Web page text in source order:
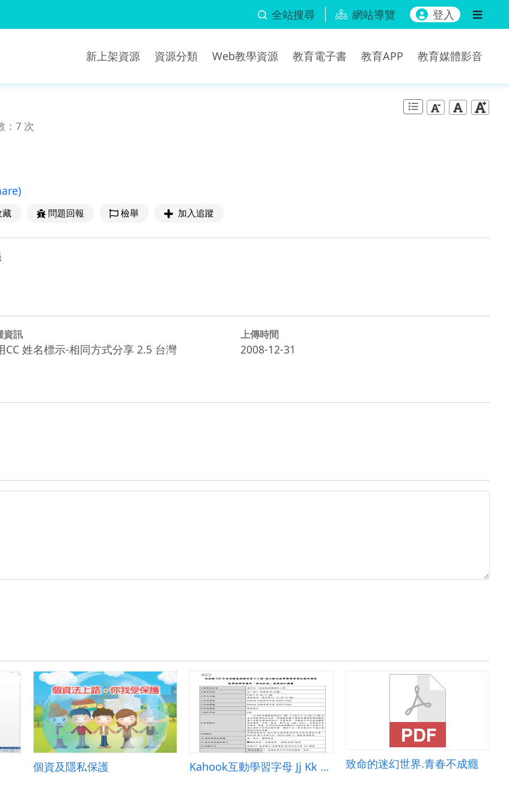
全站搜尋 網站導覽 登入
新上架資源 資源分類 Web教學資源 教育電子書 教育APP 教育媒體影音
：7 次
藏 問題回報 檢舉 加入追蹤
資訊
CC 姓名標示-相同方式分享 2.5 台灣
上傳時間
2008-12-31
個資及隱私保護 Kahook互動學習字母 Jj Kk Ll Mm 致命的迷幻世界.青春不成癮